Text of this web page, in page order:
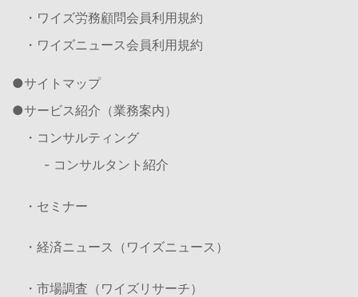
・ワイズ労務顧問会員利用規約
・ワイズニュース会員利用規約
サイトマップ
サービス紹介（業務案内）
・コンサルティング
- コンサルタント紹介
・セミナー
・経済ニュース（ワイズニュース）
・市場調査（ワイズリサーチ）